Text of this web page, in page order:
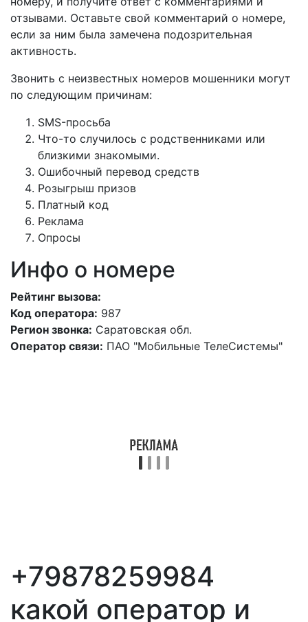
отзывами. Оставьте свой комментарий о номере,
если за ним была замечена подозрительная
активность.
Звонить с неизвестных номеров мошенники могут
по следующим причинам:
SMS-просьба
Что-то случилось с родственниками или
близкими знакомыми.
Ошибочный перевод средств
Розыгрыш призов
Платный код
Реклама
Опросы
Инфо о номере
Рейтинг вызова:
Код оператора: 987
Регион звонка: Саратовская обл.
Оператор связи: ПАО "Мобильные ТелеСистемы"
+79878259984
какой оператор и